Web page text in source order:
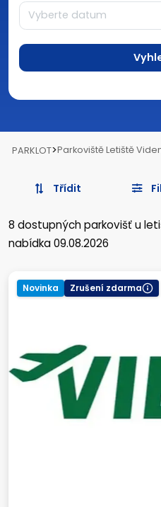
PARKLOT>Parkoviště Letiště
Třídit
8 dostupných parkovišťu
nabídka 09.08.2026
Novinka Zrušení zdarma